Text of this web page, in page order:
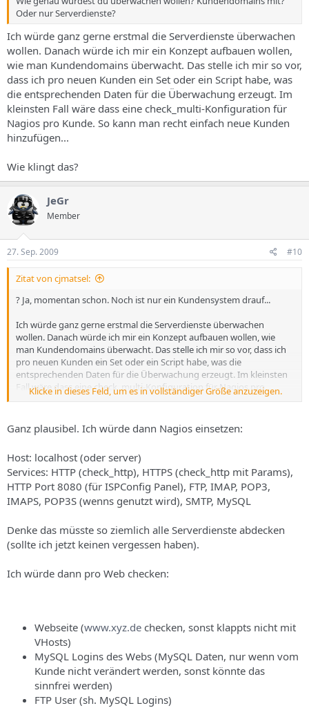
Oder nur Serverdienste?
Ich würde ganz gerne erstmal die Serverdienste überwachen
wollen. Danach würde ich mir ein Konzept aufbauen wollen,
wie man Kundendomains überwacht. Das stelle ich mir so vor,
dass ich pro neuen Kunden ein Set oder ein Script habe, was
die entsprechenden Daten für die Überwachung erzeugt. Im
kleinsten Fall wäre dass eine check_multi-Konfiguration für
Nagios pro Kunde. So kann man recht einfach neue Kunden
hinzufügen...
Wie klingt das?
JeGr
Member
27. Sep. 2009 #10
Zitat von cjmatsel:
? Ja, momentan schon. Noch ist nur ein Kundensystem drauf...
Ich würde ganz gerne erstmal die Serverdienste überwachen
wollen. Danach würde ich mir ein Konzept aufbauen wollen, wie
man Kundendomains überwacht. Das stelle ich mir so vor, dass ich
pro neuen Kunden ein Set oder ein Script habe, was die
entsprechenden Daten für die Überwachung erzeugt. Im kleinsten
Fall wäre dass eine check_multi-Konfiguration für Nagios pro
Kunde. So kann man recht einfach neue Kunden hinzufügen...
Wie klingt das?
Klicke in dieses Feld, um es in vollständiger Größe anzuzeigen.
Ganz plausibel. Ich würde dann Nagios einsetzen:
Host: localhost (oder server)
Services: HTTP (check_http), HTTPS (check_http mit Params),
HTTP Port 8080 (für ISPConfig Panel), FTP, IMAP, POP3,
IMAPS, POP3S (wenns genutzt wird), SMTP, MySQL
Denke das müsste so ziemlich alle Serverdienste abdecken
(sollte ich jetzt keinen vergessen haben).
Ich würde dann pro Web checken:
Webseite (www.xyz.de checken, sonst klappts nicht mit
VHosts)
MySQL Logins des Webs (MySQL Daten, nur wenn vom
Kunde nicht verändert werden, sonst könnte das
sinnfrei werden)
FTP User (sh. MySQL Logins)